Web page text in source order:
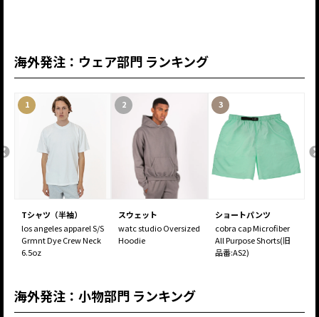
海外発注：ウェア部門 ランキング
1
Tシャツ（半袖）
los angeles apparel S/S
Grmnt Dye Crew Neck
6.5oz
2
スウェット
watc studio Oversized
Hoodie
3
ショートパンツ
cobra cap Microfiber
All Purpose Shorts(旧
品番:AS2)
海外発注：小物部門 ランキング